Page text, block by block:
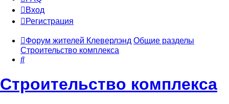
Вход
Регистрация
Форум жителей Клеверлэнд Общие разделы
Строительство комплекса
Поиск
Строительство комплекса